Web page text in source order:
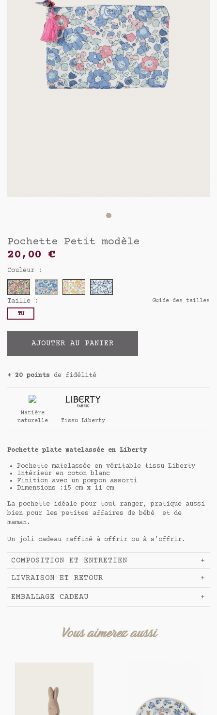
Pochette Petit modèle
20,00 €
Couleur :
Taille : Guide des tailles
TU
AJOUTER AU PANIER
+ 20 points de fidélité
Matière
naturelle
Tissu Liberty
Pochette plate matelassée en Liberty
Pochette matelassée en véritable tissu Liberty
Intérieur en coton blanc
Finition avec un pompon assorti
Dimensions :15 cm x 11 cm
La pochette idéale pour tout ranger, pratique aussi
bien pour les petites affaires de bébé et de
maman.
Un joli cadeau raffiné à offrir ou à s'offrir.
COMPOSITION ET ENTRETIEN
LIVRAISON ET RETOUR
EMBALLAGE CADEAU
Vous aimerez aussi